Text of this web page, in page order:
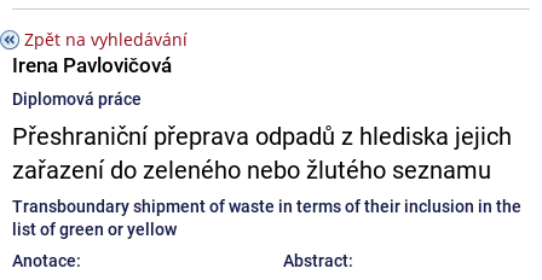
Zpět na vyhledávání
Irena Pavlovičová
Diplomová práce
Přeshraniční přeprava odpadů z hlediska jejich
zařazení do zeleného nebo žlutého seznamu
Transboundary shipment of waste in terms of their inclusion in the
list of green or yellow
Anotace:
Abstract: